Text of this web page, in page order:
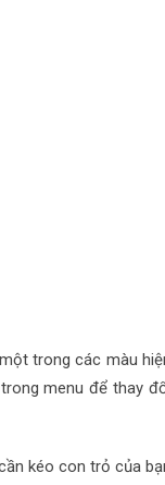
trong các màu
menu để thay
kéo con trỏ của